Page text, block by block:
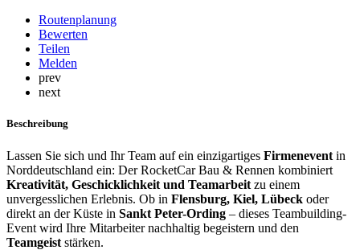
Routenplanung
Bewerten
Teilen
Melden
prev
next
Beschreibung
Lassen Sie sich und Ihr Team auf ein einzigartiges Firmenevent in
Norddeutschland ein: Der RocketCar Bau & Rennen kombiniert
Kreativität, Geschicklichkeit und Teamarbeit zu einem
unvergesslichen Erlebnis. Ob in Flensburg, Kiel, Lübeck oder
direkt an der Küste in Sankt Peter-Ording – dieses Teambuilding-
Event wird Ihre Mitarbeiter nachhaltig begeistern und den
Teamgeist stärken.